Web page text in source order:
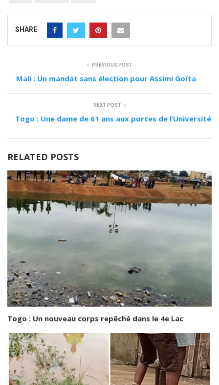
SHARE
PREVIOUS POST
Mali : Un mandat sans élection pour Assimi Goïta
NEXT POST
Togo : Une dame de 61 ans aux portes de l’Université
RELATED POSTS
Togo : Un nouveau corps repêché dans le 4e Lac